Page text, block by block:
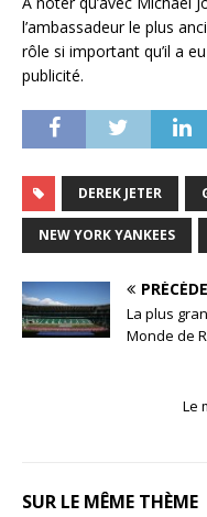
l’ambassadeur le plus
rôle si important qu’il a
publicité.
DEREK JETER
NEW YORK YANKEES
La plus
Monde de
Le
SUR LE MÊME THÈME